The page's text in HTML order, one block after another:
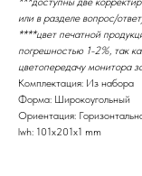
или в разделе вопрос/
****цвет печатной
погрешностью 1-2%, так
цветопередачу монитора
Комплектация: Из набора
Форма: Широкоугольный
Ориентация:
lwh: 101x201x1 mm